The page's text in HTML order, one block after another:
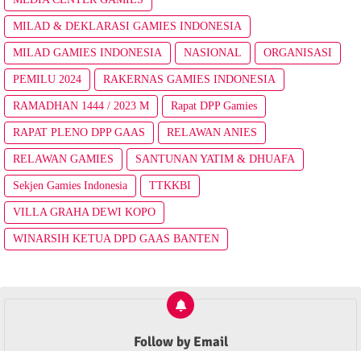
MILAD & DEKLARASI GAMIES INDONESIA
MILAD GAMIES INDONESIA NASIONAL ORGANISASI
PEMILU 2024 RAKERNAS GAMIES INDONESIA
RAMADHAN 1444 / 2023 M Rapat DPP Gamies
RAPAT PLENO DPP GAAS RELAWAN ANIES
RELAWAN GAMIES SANTUNAN YATIM & DHUAFA
Sekjen Gamies Indonesia TTKKBI
VILLA GRAHA DEWI KOPO
WINARSIH KETUA DPD GAAS BANTEN
Follow by Email